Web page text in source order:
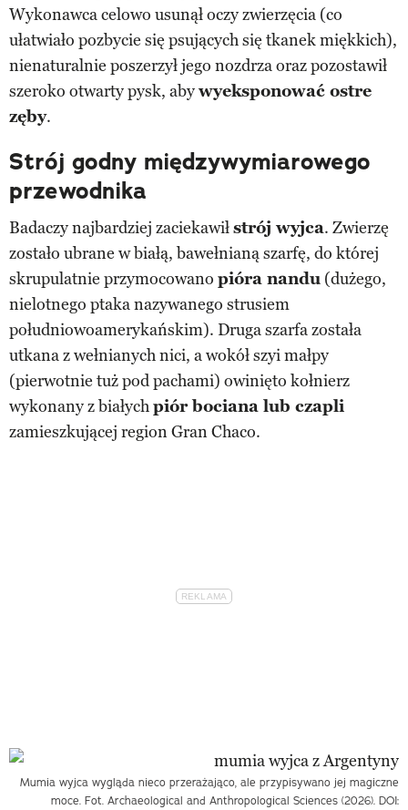
Wykonawca celowo usunął oczy zwierzęcia (co
ułatwiało pozbycie się psujących się tkanek miękkich),
nienaturalnie poszerzył jego nozdrza oraz pozostawił
szeroko otwarty pysk, abywyeksponować ostre
zęby.
Strój godny międzywymiarowego
przewodnika
Badaczy najbardziej zaciekawiłstrój wyjca. Zwierzę
zostało ubrane w białą, bawełnianą szarfę, do której
skrupulatnie przymocowano pióra nandu (dużego,
nielotnego ptaka nazywanego strusiem
południowoamerykańskim). Druga szarfa została
utkana z wełnianych nici, a wokół szyi małpy
(pierwotnie tuż pod pachami) owinięto kołnierz
wykonany z białychpiór bociana lub czapli
zamieszkującej region Gran Chaco.
Mumia wyjca wygląda nieco przerażająco, ale przypisywano jej magiczne
moce. Fot. Archaeological and Anthropological Sciences (2026). DOI: